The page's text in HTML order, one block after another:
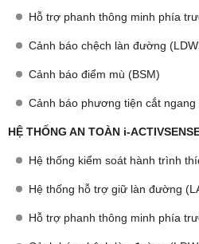
Hỗ trợ phanh thông minh phía
Cảnh báo chệch làn đường
Cảnh báo điểm mù (BSM)
Cảnh báo phương tiện cắt ngang
HỆ THỐNG AN TOÀN i-
Hệ thống kiểm soát hành trình
Hệ thống hỗ trợ giữ làn đường
Hỗ trợ phanh thông minh phía